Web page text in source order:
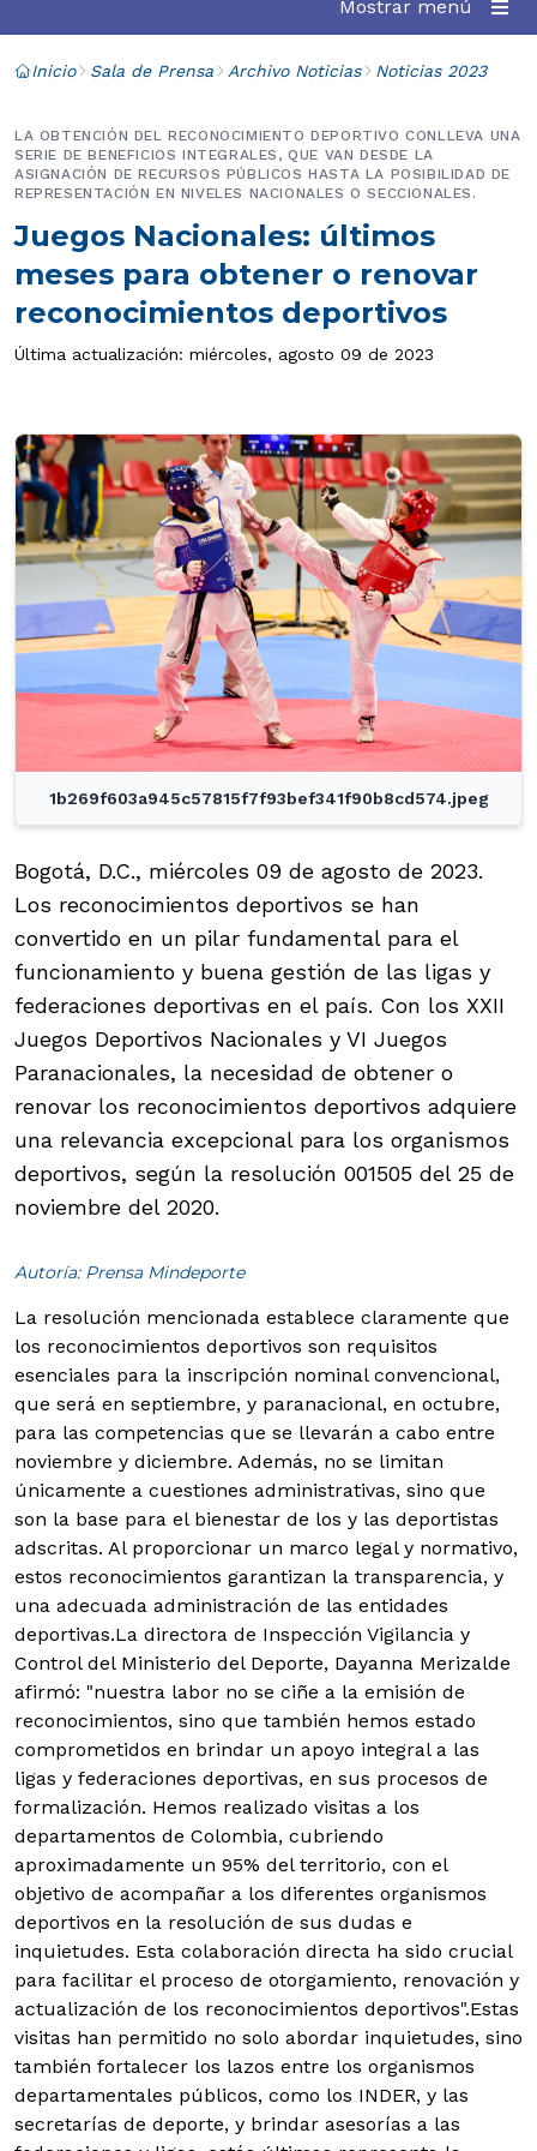
Mostrar menú
Inicio Sala de Prensa Archivo Noticias Noticias 2023
Juegos Nacionales: últimos
meses para obtener o renovar
reconocimientos deportivos
LA OBTENCIÓN DEL RECONOCIMIENTO DEPORTIVO CONLLEVA UNA
SERIE DE BENEFICIOS INTEGRALES, QUE VAN DESDE LA
ASIGNACIÓN DE RECURSOS PÚBLICOS HASTA LA POSIBILIDAD DE
REPRESENTACIÓN EN NIVELES NACIONALES O SECCIONALES.
Última actualización: miércoles, agosto 09 de 2023
1b269f603a945c57815f7f93bef341f90b8cd574.jpeg
Bogotá, D.C., miércoles 09 de agosto de 2023.
Los reconocimientos deportivos se han
convertido en un pilar fundamental para el
funcionamiento y buena gestión de las ligas y
federaciones deportivas en el país. Con los XXII
Juegos Deportivos Nacionales y VI Juegos
Paranacionales, la necesidad de obtener o
renovar los reconocimientos deportivos adquiere
una relevancia excepcional para los organismos
deportivos, según la resolución 001505 del 25 de
noviembre del 2020.
Autoría: Prensa Mindeporte
La resolución mencionada establece claramente que
los reconocimientos deportivos son requisitos
esenciales para la inscripción nominal convencional,
que será en septiembre, y paranacional, en octubre,
para las competencias que se llevarán a cabo entre
noviembre y diciembre. Además, no se limitan
únicamente a cuestiones administrativas, sino que
son la base para el bienestar de los y las deportistas
adscritas. Al proporcionar un marco legal y normativo,
estos reconocimientos garantizan la transparencia, y
una adecuada administración de las entidades
deportivas.La directora de Inspección Vigilancia y
Control del Ministerio del Deporte, Dayanna Merizalde
afirmó: "nuestra labor no se ciñe a la emisión de
reconocimientos, sino que también hemos estado
comprometidos en brindar un apoyo integral a las
ligas y federaciones deportivas, en sus procesos de
formalización. Hemos realizado visitas a los
departamentos de Colombia, cubriendo
aproximadamente un 95% del territorio, con el
objetivo de acompañar a los diferentes organismos
deportivos en la resolución de sus dudas e
inquietudes. Esta colaboración directa ha sido crucial
para facilitar el proceso de otorgamiento, renovación y
actualización de los reconocimientos deportivos".Estas
visitas han permitido no solo abordar inquietudes, sino
también fortalecer los lazos entre los organismos
departamentales públicos, como los INDER, y las
secretarías de deporte, y brindar asesorías a las